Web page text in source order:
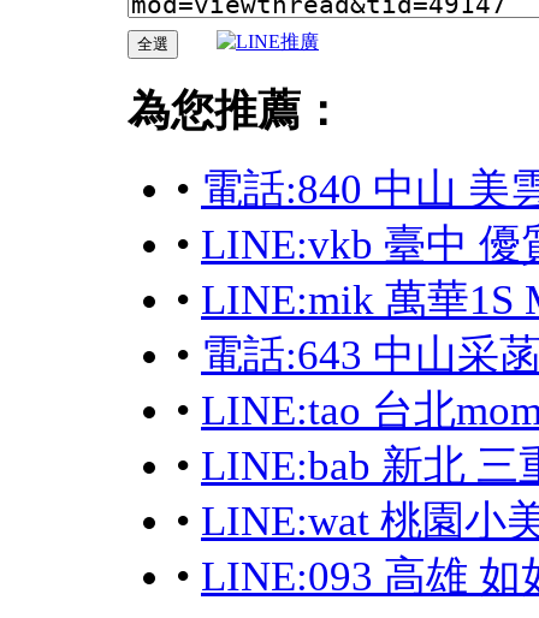
為您推薦：
• 電話:840 中山 美
• LINE:vkb 臺中 優
• LINE:mik 萬華1S
• 電話:643 中山采
• LINE:tao 台北
• LINE:bab 新北 三
• LINE:wat 桃園小
• LINE:093 高雄 如